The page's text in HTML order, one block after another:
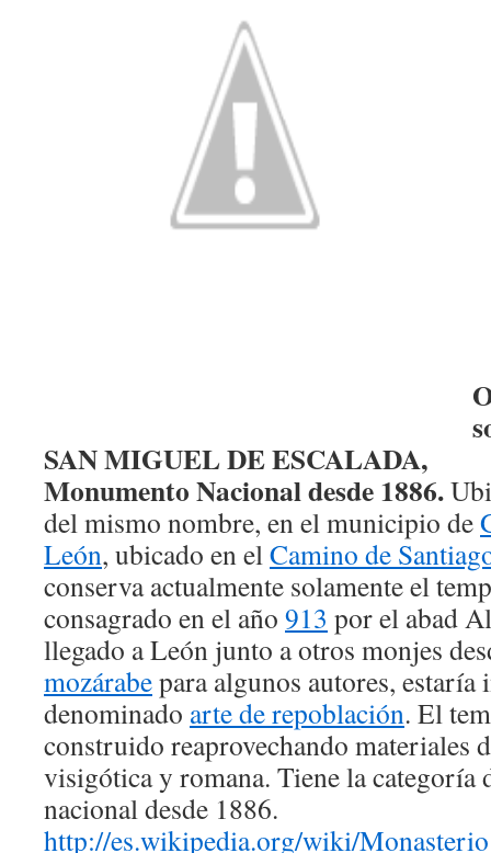
SAN MIGUEL DE ESCALADA,
Monumento Nacional desde 1886.
del mismo nombre, en el municipio de
León, ubicado en elCamino de
conserva actualmente solamente el
consagrado en el año 913 por el abad
llegado a León junto a otros monjes
mozárabepara algunos autores,
denominado arte de repoblación. El
construido reaprovechando materiales
visigótica y romana. Tiene la categoría
nacional desde 1886.
http://es.wikipedia.org/wiki/